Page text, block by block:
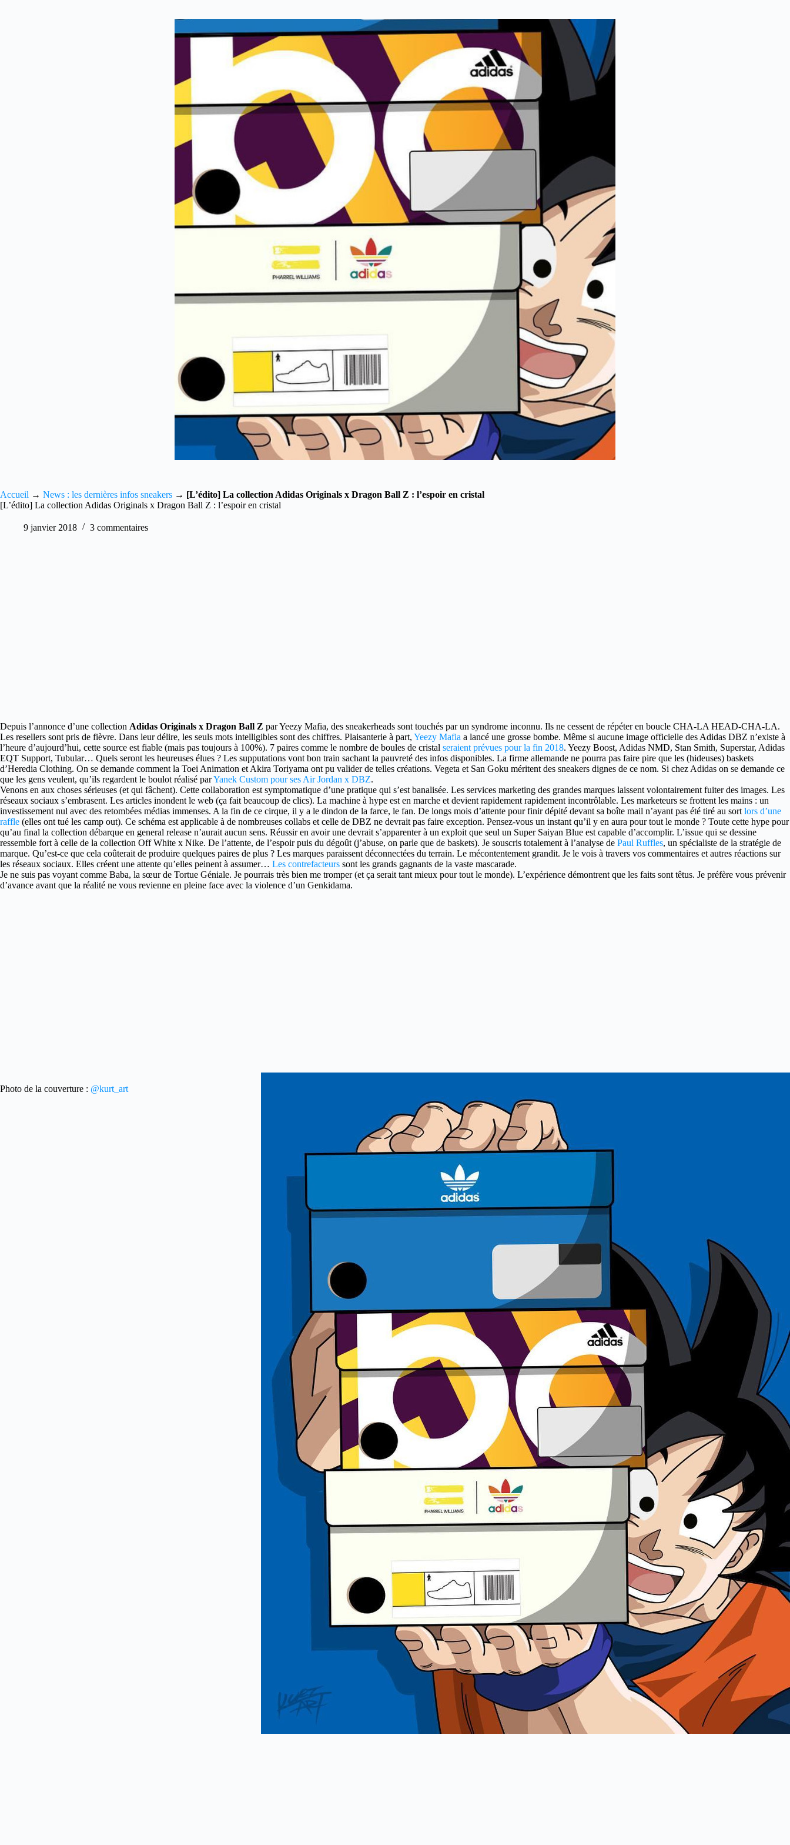
Accueil → News : les dernières infos sneakers → [L’édito] La collection Adidas Originals x Dragon Ball Z : l’espoir en cristal
[L’édito] La collection Adidas Originals x Dragon Ball Z : l’espoir en cristal
9 janvier 2018 3 commentaires
Depuis l’annonce d’une collection Adidas Originals x Dragon Ball Z par Yeezy Mafia, des sneakerheads sont touchés par un syndrome inconnu. Ils ne cessent de répéter en boucle CHA-LA HEAD-CHA-LA.
Les resellers sont pris de fièvre. Dans leur délire, les seuls mots intelligibles sont des chiffres. Plaisanterie à part, Yeezy Mafia a lancé une grosse bombe. Même si aucune image officielle des Adidas DBZ n’existe à
l’heure d’aujourd’hui, cette source est fiable (mais pas toujours à 100%). 7 paires comme le nombre de boules de cristal seraient prévues pour la fin 2018. Yeezy Boost, Adidas NMD, Stan Smith, Superstar, Adidas
EQT Support, Tubular… Quels seront les heureuses élues ? Les supputations vont bon train sachant la pauvreté des infos disponibles. La firme allemande ne pourra pas faire pire que les (hideuses) baskets
d’Heredia Clothing. On se demande comment la Toei Animation et Akira Toriyama ont pu valider de telles créations. Vegeta et San Goku méritent des sneakers dignes de ce nom. Si chez Adidas on se demande ce
que les gens veulent, qu’ils regardent le boulot réalisé parYanek Custom pour ses Air Jordan x DBZ.
Venons en aux choses sérieuses (et qui fâchent). Cette collaboration est symptomatique d’une pratique qui s’est banalisée. Les services marketing des grandes marques laissent volontairement fuiter des images. Les
réseaux sociaux s’embrasent. Les articles inondent le web (ça fait beaucoup de clics). La machine à hype est en marche et devient rapidement rapidement incontrôlable. Les marketeurs se frottent les mains : un
investissement nul avec des retombées médias immenses. A la fin de ce cirque, il y a le dindon de la farce, le fan. De longs mois d’attente pour finir dépité devant sa boîte mail n’ayant pas été tiré au sort lors d’une
raffle (elles ont tué les camp out). Ce schéma est applicable à de nombreuses collabs et celle de DBZ ne devrait pas faire exception. Pensez-vous un instant qu’il y en aura pour tout le monde ? Toute cette hype pour
qu’au final la collection débarque en general release n’aurait aucun sens. Réussir en avoir une devrait s’apparenter à un exploit que seul un Super Saiyan Blue est capable d’accomplir. L’issue qui se dessine
ressemble fort à celle de la collection Off White x Nike. De l’attente, de l’espoir puis du dégoût (j’abuse, on parle que de baskets). Je souscris totalement à l’analyse de Paul Ruffles, un spécialiste de la stratégie de
marque. Qu’est-ce que cela coûterait de produire quelques paires de plus ? Les marques paraissent déconnectées du terrain. Le mécontentement grandit. Je le vois à travers vos commentaires et autres réactions sur
les réseaux sociaux. Elles créent une attente qu’elles peinent à assumer… Les contrefacteurs sont les grands gagnants de la vaste mascarade.
Je ne suis pas voyant comme Baba, la sœur de Tortue Géniale. Je pourrais très bien me tromper (et ça serait tant mieux pour tout le monde). L’expérience démontrent que les faits sont têtus. Je préfère vous prévenir
d’avance avant que la réalité ne vous revienne en pleine face avec la violence d’un Genkidama.
Photo de la couverture : @kurt_art